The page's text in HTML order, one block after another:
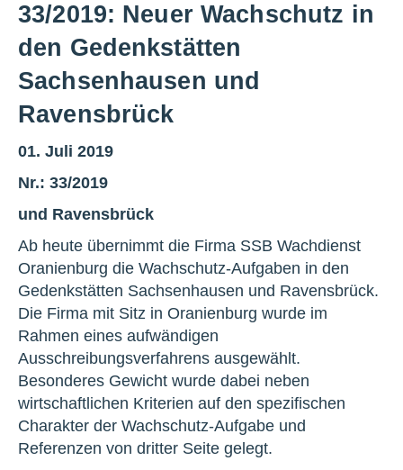
33/2019: Neuer Wachschutz in
den Gedenkstätten
Sachsenhausen und
Ravensbrück
01. Juli 2019
Nr.: 33/2019
und Ravensbrück
Ab heute übernimmt die Firma SSB Wachdienst
Oranienburg die Wachschutz-Aufgaben in den
Gedenkstätten Sachsenhausen und Ravensbrück.
Die Firma mit Sitz in Oranienburg wurde im
Rahmen eines aufwändigen
Ausschreibungsverfahrens ausgewählt.
Besonderes Gewicht wurde dabei neben
wirtschaftlichen Kriterien auf den spezifischen
Charakter der Wachschutz-Aufgabe und
Referenzen von dritter Seite gelegt.